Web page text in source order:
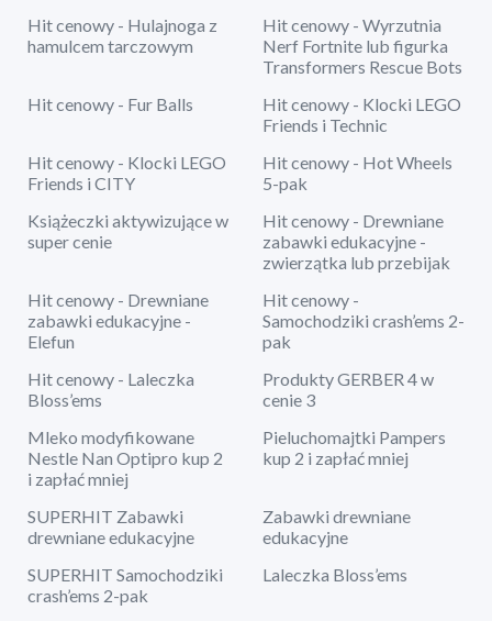
Hit cenowy - Hulajnoga z
hamulcem tarczowym
Hit cenowy - Wyrzutnia
Nerf Fortnite lub figurka
Transformers Rescue Bots
Hit cenowy - Fur Balls
Hit cenowy - Klocki LEGO
Friends i Technic
Hit cenowy - Klocki LEGO
Friends i CITY
Hit cenowy - Hot Wheels
5-pak
Książeczki aktywizujące w
super cenie
Hit cenowy - Drewniane
zabawki edukacyjne -
zwierzątka lub przebijak
Hit cenowy - Drewniane
zabawki edukacyjne -
Elefun
Hit cenowy -
Samochodziki crash’ems 2-
pak
Hit cenowy - Laleczka
Bloss’ems
Produkty GERBER 4 w
cenie 3
Mleko modyfikowane
Nestle Nan Optipro kup 2
i zapłać mniej
Pieluchomajtki Pampers
kup 2 i zapłać mniej
SUPERHIT Zabawki
drewniane edukacyjne
Zabawki drewniane
edukacyjne
SUPERHIT Samochodziki
crash’ems 2-pak
Laleczka Bloss’ems